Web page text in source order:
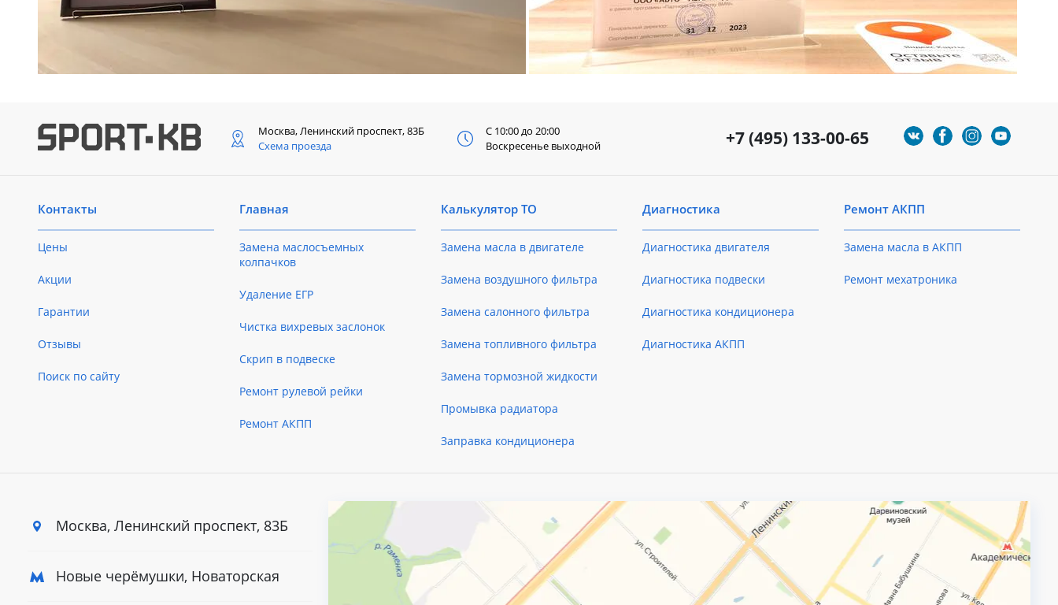
+7 (495) 133-00-65
Москва, Ленинский проспект, 83Б
Схема проезда
С 10:00 до 20:00
Воскресенье выходной
Контакты
Цены
Акции
Гарантии
Отзывы
Поиск по сайту
Главная
Замена маслосъемных
колпачков
Удаление ЕГР
Чистка вихревых заслонок
Скрип в подвеске
Ремонт рулевой рейки
Ремонт АКПП
Калькулятор ТО
Замена масла в двигателе
Замена воздушного фильтра
Замена салонного фильтра
Замена топливного фильтра
Замена тормозной жидкости
Промывка радиатора
Заправка кондиционера
Диагностика
Диагностика двигателя
Диагностика подвески
Диагностика кондиционера
Диагностика АКПП
Ремонт АКПП
Замена масла в АКПП
Ремонт мехатроника
Москва, Ленинский проспект, 83Б
Новые черёмушки, Новаторская